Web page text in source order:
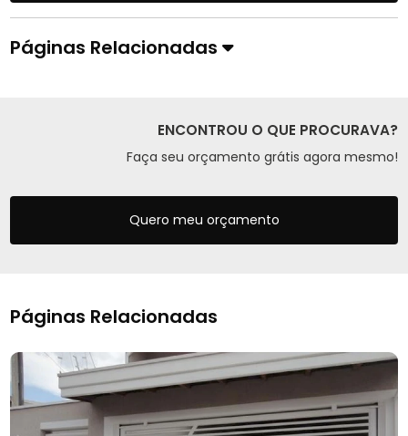
Páginas Relacionadas
ENCONTROU O QUE PROCURAVA?
Faça seu orçamento grátis agora mesmo!
Quero meu orçamento
Páginas Relacionadas